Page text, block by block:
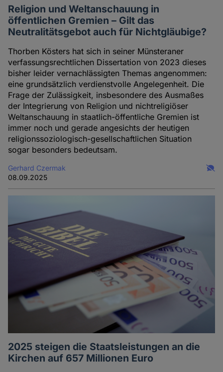
Religion und Weltanschauung in
öffentlichen Gremien – Gilt das
Neutralitätsgebot auch für Nichtgläubige?
Thorben Kösters hat sich in seiner Münsteraner
verfassungsrechtlichen Dissertation von 2023 dieses
bisher leider vernachlässigten Themas angenommen:
eine grundsätzlich verdienstvolle Angelegenheit. Die
Frage der Zulässigkeit, insbesondere des Ausmaßes
der Integrierung von Religion und nichtreligiöser
Weltanschauung in staatlich-öffentliche Gremien ist
immer noch und gerade angesichts der heutigen
religionssoziologisch-gesellschaftlichen Situation
sogar besonders bedeutsam.
Gerhard Czermak
08.09.2025
2025 steigen die Staatsleistungen an die
Kirchen auf 657 Millionen Euro